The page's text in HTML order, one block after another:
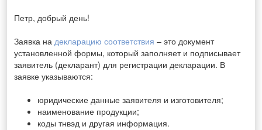
Петр, добрый день!
Заявка на декларацию соответствия – это документ
установленной формы, который заполняет и подписывает
заявитель (декларант) для регистрации декларации. В
заявке указываются:
юридические данные заявителя и изготовителя;
наименование продукции;
коды тнвэд и другая информация.